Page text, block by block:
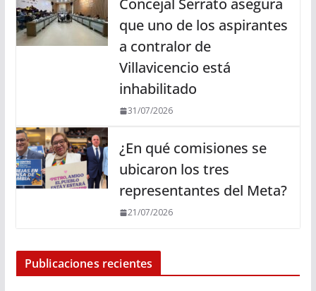
Concejal Serrato asegura
que uno de los aspirantes
a contralor de
Villavicencio está
inhabilitado
31/07/2026
¿En qué comisiones se
ubicaron los tres
representantes del Meta?
21/07/2026
Publicaciones recientes